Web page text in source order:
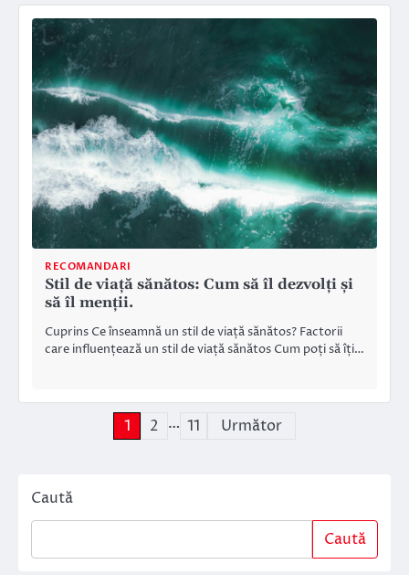
RECOMANDARI
Stil de viață sănătos: Cum să îl dezvolți și
să îl menții.
Cuprins Ce înseamnă un stil de viață sănătos? Factorii
care influențează un stil de viață sănătos Cum poți să îți…
1 2 … 11 Următor
Caută
Caută